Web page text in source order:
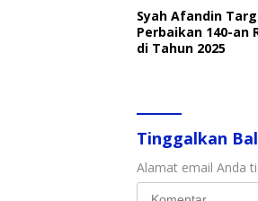
Syah Afandin
Perbaikan 140-an
di Tahun 2025
Tinggalkan
Alamat email Anda